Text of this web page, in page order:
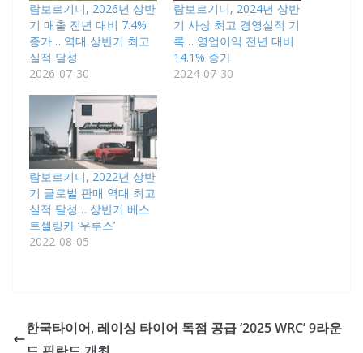
람보르기니, 2026년 상반
기 매출 전년 대비 7.4%
증가… 역대 상반기 최고
실적 달성
2026-07-30
람보르기니, 2024년 상반
기 사상 최고 경영실적 기
록… 영업이익 전년 대비
14.1% 증가
2024-07-30
람보르기니, 2022년 상반
기 글로벌 판매 역대 최고
실적 달성… 상반기 베스
트셀링카 ‘우루스’
2022-08-05
한국타이어, 레이싱 타이어 독점 공급 ‘2025 WRC’ 9라운